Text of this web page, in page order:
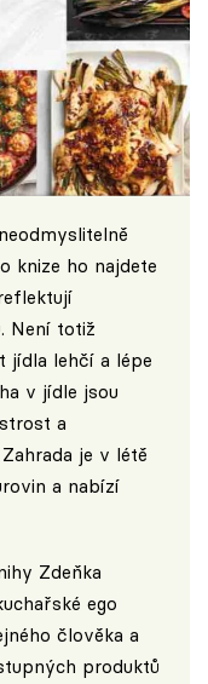
knize ho najdete
Není totiž
jídla lehčí a lépe
v jídle jsou
a
je v létě
a nabízí
Zdeňka
ego
člověka a
produktů